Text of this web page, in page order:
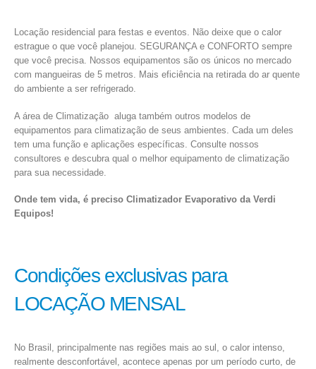
Locação residencial para festas e eventos. Não deixe que o calor
estrague o que você planejou. SEGURANÇA e CONFORTO sempre
que você precisa. Nossos equipamentos são os únicos no mercado
com mangueiras de 5 metros. Mais eficiência na retirada do ar quente
do ambiente a ser refrigerado.
A área de Climatização aluga também outros modelos de
equipamentos para climatização de seus ambientes. Cada um deles
tem uma função e aplicações específicas. Consulte nossos
consultores e descubra qual o melhor equipamento de climatização
para sua necessidade.
Onde tem vida, é preciso Climatizador Evaporativo da Verdi
Equipos!
Condições exclusivas para
LOCAÇÃO MENSAL
No Brasil, principalmente nas regiões mais ao sul, o calor intenso,
realmente desconfortável, acontece apenas por um período curto, de